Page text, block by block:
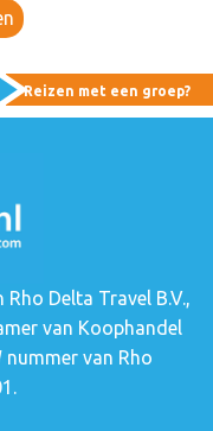
Reizen met een groep?
Delta Travel B.V.,
van Koophandel
van Rho